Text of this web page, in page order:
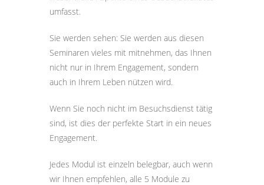
umfasst.
Sie werden sehen: Sie werden aus diesen
Seminaren vieles mit mitnehmen, das Ihnen
nicht nur in Ihrem Engagement, sondern
auch in Ihrem Leben nützen wird.
Wenn Sie noch nicht im Besuchsdienst tätig
sind, ist dies der perfekte Start in ein neues
Engagement.
Jedes Modul ist einzeln belegbar, auch wenn
wir Ihnen empfehlen, alle 5 Module zu